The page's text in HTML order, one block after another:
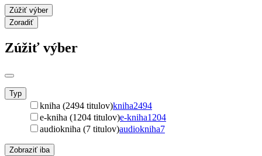
Zúžiť výber
Zoradiť
Zúžiť výber
Typ
kniha (2494 titulov)kniha2494
e-kniha (1204 titulov)e-kniha1204
audiokniha (7 titulov)audiokniha7
Zobraziť iba